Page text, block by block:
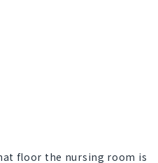
floor the nursing room is